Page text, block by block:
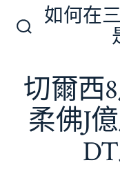
換
開
關
如何在
切爾西
柔佛J